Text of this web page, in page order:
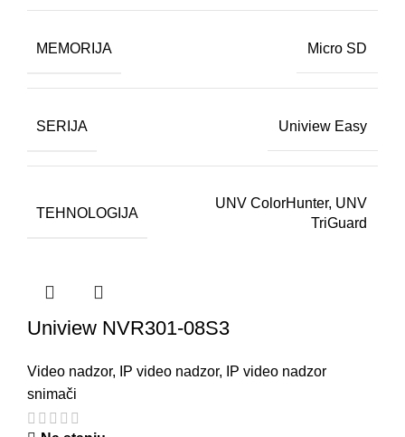
MEMORIJA Micro SD
SERIJA Uniview Easy
TEHNOLOGIJA
UNV ColorHunter, UNV
TriGuard
Uniview NVR301-08S3
Video nadzor, IP video nadzor,
IP video nadzor
snimači